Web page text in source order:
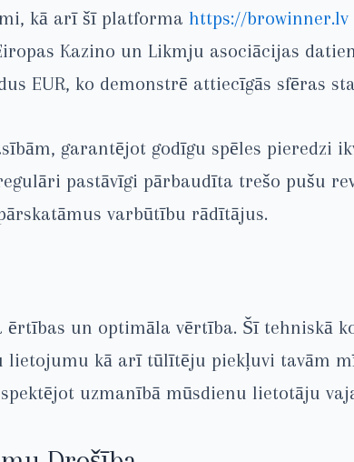
kā arī šī platforma https://browinner.lv
Kazino un Likmju asociācijas
EUR, ko demonstrē attiecīgās sfēras
garantējot godīgu spēles pieredzi
pastāvīgi pārbaudīta trešo pušu
varbūtību rādītājus.
un optimāla vērtība. Šī tehniskā
kā arī tūlītēju piekļuvi tavām
uzmanībā mūsdienu lietotāju